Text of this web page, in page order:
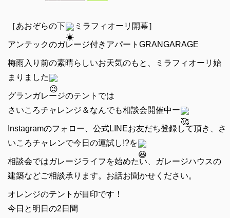
［あおぞらの下 ミラフィオーリ開幕］
アンテックのガレージ付きアパートGRANGARAGE
梅雨入り前の素晴らしいお天気のもと、ミラフィオーリ始
まりました
グランガレージのテントでは
さいころチャレンジ＆なんでも相談会開催中ー
Instagramのフォロー、公式LINEお友だち登録して頂き、さ
いころチャレンで今日の運試し!?を
相談会ではガレージライフを始めたい、ガレージハウスの
建築などご相談承ります。お話お聞かせください。
オレンジのテントが目印です！
今日と明日の2日間